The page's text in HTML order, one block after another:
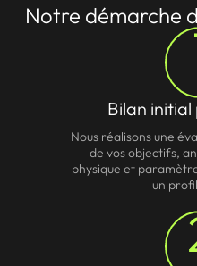
Notre démarche
Bilan initial
Nous réalisons une
de vos objectifs,
physique et
un